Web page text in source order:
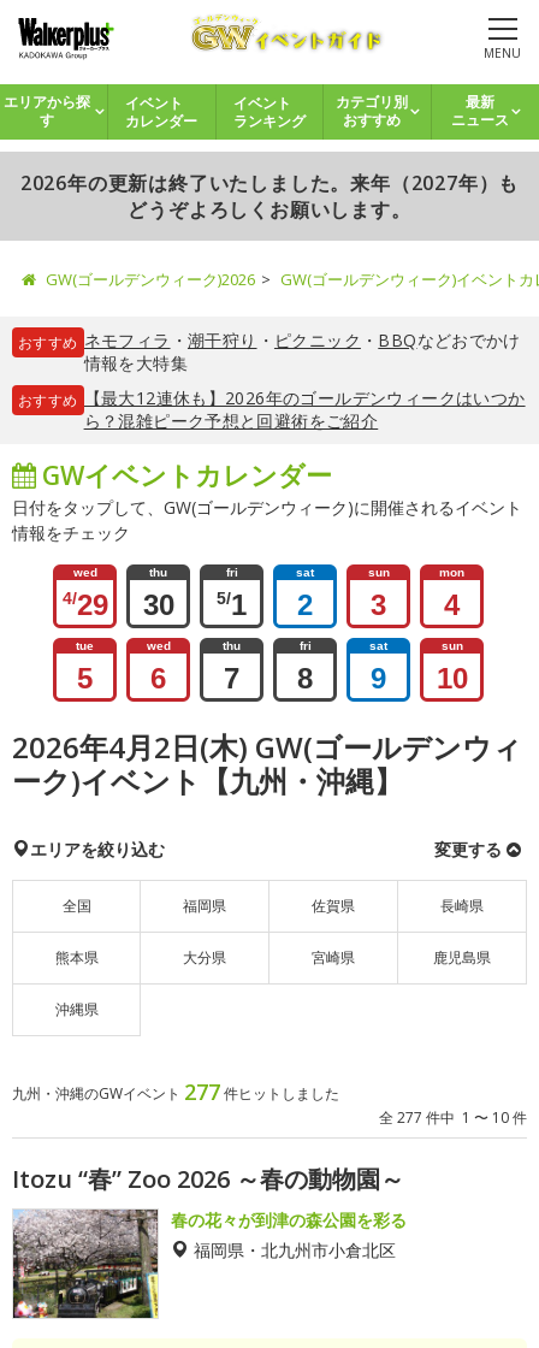
MENU
エリアから探
す
イベント
カレンダー
イベント
ランキング
カテゴリ別
おすすめ
最新
ニュース
2026年の更新は終了いたしました。来年（2027年）も
どうぞよろしくお願いします。
GW(ゴールデンウィーク)2026 GW(ゴールデンウィーク)イベント
おすすめ ネモフィラ ・ 潮干狩り ・ ピクニック ・ BBQなどおでかけ
情報を大特集
おすすめ
【最大12連休も】2026年のゴールデンウィークはいつか
ら？混雑ピーク予想と回避術をご紹介
GWイベントカレンダー
日付をタップして、GW(ゴールデンウィーク)に開催されるイベント
情報をチェック
wed
4/29
thu
30
fri
5/1
sat
2
sun
3
mon
4
tue
5
wed
6
thu
7
fri
8
sat
9
sun
10
2026年4月2日(木) GW(ゴールデンウィ
ーク)イベント【九州・沖縄】
エリアを絞り込む 変更する
全国 福岡県 佐賀県 長崎県
熊本県 大分県 宮崎県 鹿児島県
沖縄県
九州・沖縄のGWイベント 277件ヒットしました
全 277 件中 1 〜 10 件
Itozu “春” Zoo 2026 ～春の動物園～
春の花々が到津の森公園を彩る
福岡県・北九州市小倉北区